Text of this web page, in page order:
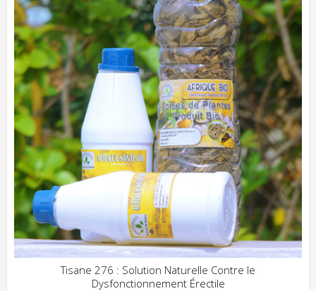
CLIQUEZ POUR VOIR
ADD WISHLIST
Tisane 276 : Solution Naturelle Contre le
Dysfonctionnement Érectile